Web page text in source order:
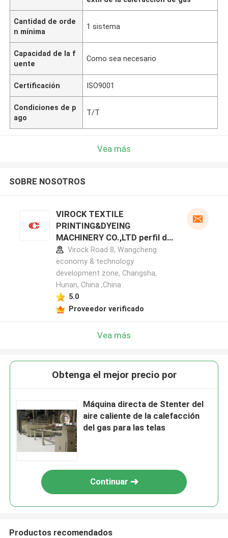
Cantidad de orde
n mínima
1 sistema
Capacidad de la f
uente
Como sea necesario
Certificación ISO9001
Condiciones de p
ago
T/T
Vea más
SOBRE NOSOTROS
VIROCK TEXTILE
PRINTING&DYEING
MACHINERY CO.,LTD perfil del
fabricante
Virock Road 8, Wangcheng
economy & technology
development zone, Changsha,
Hunan, China ,China
5.0
Proveedor verificado
Vea más
Obtenga el mejor precio por
Máquina directa de Stenter del
aire caliente de la calefacción
del gas para las telas
Continuar
Productos recomendados